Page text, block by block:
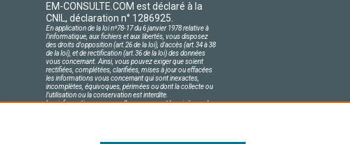
EM-CONSULTE.COM est déclaré à la
CNIL, déclaration n° 1286925.
En application de la loi nº78-17 du 6 janvier 1978 relative à
l'informatique, aux fichiers et aux libertés, vous disposez
des droits d'opposition (art.26 de la loi), d'accès (art.34 à 38
de la loi), et de rectification (art.36 de la loi) des données
vous concernant. Ainsi, vous pouvez exiger que soient
rectifiées, complétées, clarifiées, mises à jour ou effacées
les informations vous concernant qui sont inexactes,
incomplètes, équivoques, périmées ou dont la collecte ou
l'utilisation ou la conservation est interdite.
Les informations personnelles concernant les visiteurs de